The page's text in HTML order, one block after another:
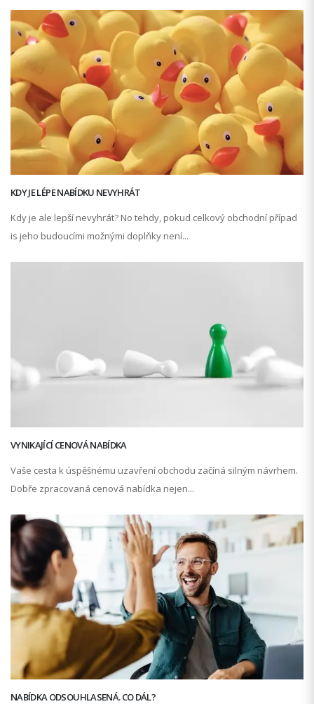
KDY JE LÉPE NABÍDKU NEVYHRÁT
Kdy je ale lepší nevyhrát? No tehdy, pokud celkový obchodní případ
is jeho budoucími možnými doplňky není...
VYNIKAJÍCÍ CENOVÁ NABÍDKA
Vaše cesta k úspěšnému uzavření obchodu začíná silným návrhem.
Dobře zpracovaná cenová nabídka nejen...
NABÍDKA ODSOUHLASENÁ. CO DÁL?